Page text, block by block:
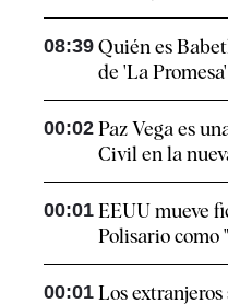
08:39 Quién es
de 'La
00:02 Paz Vega es
Civil en la
00:01 EEUU mueve
Polisario como
00:01 Los